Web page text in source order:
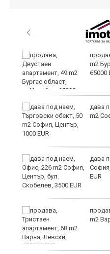
m2
65000
дава
m2
дава
EUR
m2